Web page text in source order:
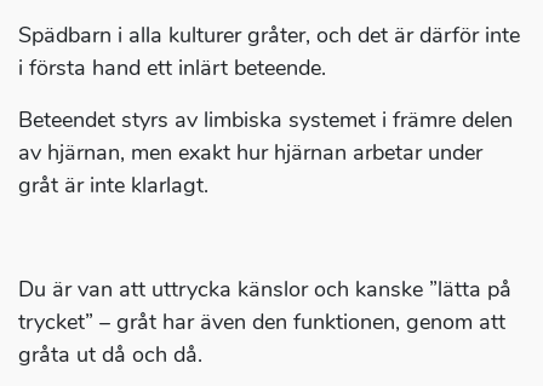
Spädbarn i alla kulturer gråter, och det är därför inte
i första hand ett inlärt beteende.
Beteendet styrs av limbiska systemet i främre delen
av hjärnan, men exakt hur hjärnan arbetar under
gråt är inte klarlagt.
Du är van att uttrycka känslor och kanske ”lätta på
trycket” – gråt har även den funktionen, genom att
gråta ut då och då.